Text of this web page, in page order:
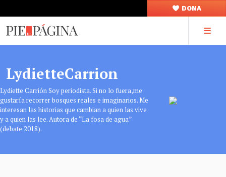
DONA
LydietteCarrion
Lydiette Carrión Soy periodista. Si no lo fuera,me
gustaría recorrer bosques reales e imaginarios. Me
interesan las historias que cambian a quien las vive
y a quien las lee. Autora de “La fosa de agua”
(debate 2018).